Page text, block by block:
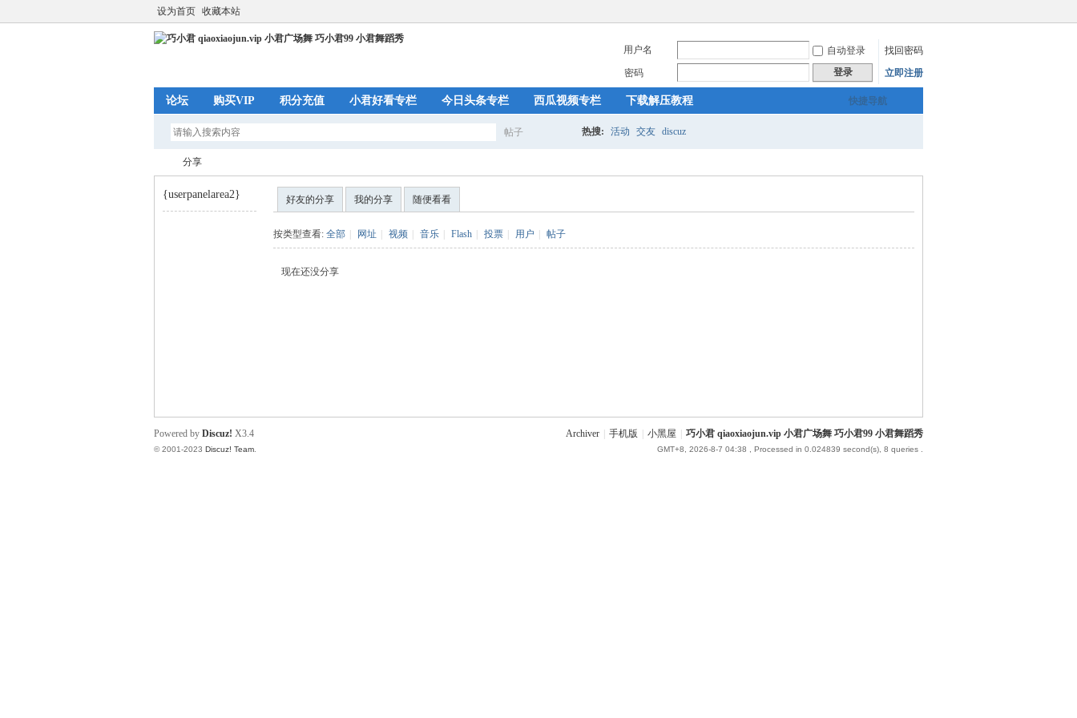
设为首页 收藏本站
用户名 自动登录
找回密码
密码
登录 立即注册
快捷导航
论坛 购买VIP 积分充值 小君好看专栏 今日头条专栏 西瓜视频专栏 下载解压教程
帖子 热搜: 活动 交友 discuz
分享
{userpanelarea2} 好友的分享 我的分享 随便看看
按类型查看: 全部 网址 视频 音乐 Flash 投票 用户 帖子
现在还没分享
Archiver 手机版 小黑屋 巧小君 qiaoxiaojun.vip 小君广场舞 巧小君99 小君舞蹈秀
GMT+8, 2026-8-7 04:38 , Processed in 0.024839 second(s), 8 queries .
Powered by Discuz! X3.4
© 2001-2023 Discuz! Team